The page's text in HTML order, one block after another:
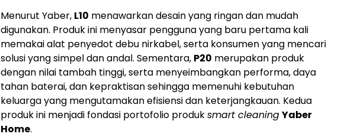
Menurut Yaber, L10 menawarkan desain yang ringan dan mudah
digunakan. Produk ini menyasar pengguna yang baru pertama kali
memakai alat penyedot debu nirkabel, serta konsumen yang mencari
solusi yang simpel dan andal. Sementara, P20 merupakan produk
dengan nilai tambah tinggi, serta menyeimbangkan performa, daya
tahan baterai, dan kepraktisan sehingga memenuhi kebutuhan
keluarga yang mengutamakan efisiensi dan keterjangkauan. Kedua
produk ini menjadi fondasi portofolio produksmart cleaningYaber
Home.